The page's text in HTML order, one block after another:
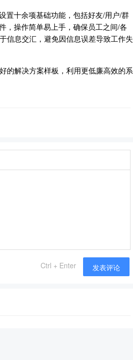
置十余项基础功能，包括好友/用户/群
，操作简单易上手，确保员工之间/各
信息交汇，避免因信息误差导致工作失
的解决方案样板，利用更低廉高效的系
Ctrl + Enter 发表评论